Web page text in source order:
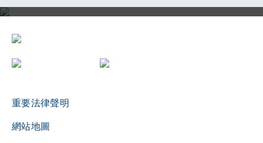
評審局三十周年誌慶影片
重要法律聲明
網站地圖